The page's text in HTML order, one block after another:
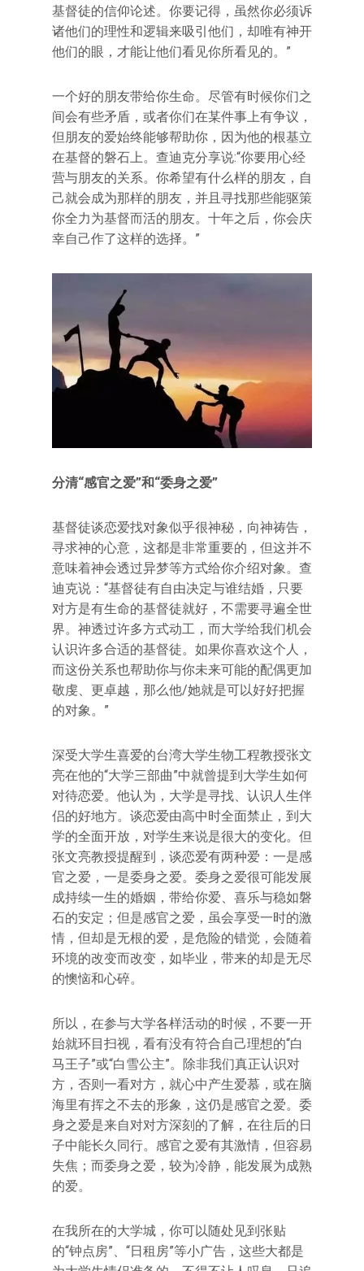
基督徒的信仰论述。你要记得，虽然你必须诉
诸他们的理性和逻辑来吸引他们，却唯有神开
他们的眼，才能让他们看见你所看见的。”
一个好的朋友带给你生命。尽管有时候你们之
间会有些矛盾，或者你们在某件事上有争议，
但朋友的爱始终能够帮助你，因为他的根基立
在基督的磐石上。查迪克分享说:“你要用心经
营与朋友的关系。你希望有什么样的朋友，自
己就会成为那样的朋友，并且寻找那些能驱策
你全力为基督而活的朋友。十年之后，你会庆
幸自己作了这样的选择。”
分清“感官之爱”和“委身之爱”
基督徒谈恋爱找对象似乎很神秘，向神祷告，
寻求神的心意，这都是非常重要的，但这并不
意味着神会透过异梦等方式给你介绍对象。查
迪克说：“基督徒有自由决定与谁结婚，只要
对方是有生命的基督徒就好，不需要寻遍全世
界。神透过许多方式动工，而大学给我们机会
认识许多合适的基督徒。如果你喜欢这个人，
而这份关系也帮助你与你未来可能的配偶更加
敬虔、更卓越，那么他/她就是可以好好把握
的对象。”
深受大学生喜爱的台湾大学生物工程教授张文
亮在他的“大学三部曲”中就曾提到大学生如何
对待恋爱。他认为，大学是寻找、认识人生伴
侣的好地方。谈恋爱由高中时全面禁止，到大
学的全面开放，对学生来说是很大的变化。但
张文亮教授提醒到，谈恋爱有两种爱：一是感
官之爱，一是委身之爱。委身之爱很可能发展
成持续一生的婚姻，带给你爱、喜乐与稳如磐
石的安定；但是感官之爱，虽会享受一时的激
情，但却是无根的爱，是危险的错觉，会随着
环境的改变而改变，如毕业，带来的却是无尽
的懊恼和心碎。
所以，在参与大学各样活动的时候，不要一开
始就环目扫视，看有没有符合自己理想的“白
马王子”或“白雪公主”。除非我们真正认识对
方，否则一看对方，就心中产生爱慕，或在脑
海里有挥之不去的形象，这仍是感官之爱。委
身之爱是来自对对方深刻的了解，在往后的日
子中能长久同行。感官之爱有其激情，但容易
失焦；而委身之爱，较为冷静，能发展为成熟
的爱。
在我所在的大学城，你可以随处见到张贴
的“钟点房”、“日租房”等小广告，这些大都是